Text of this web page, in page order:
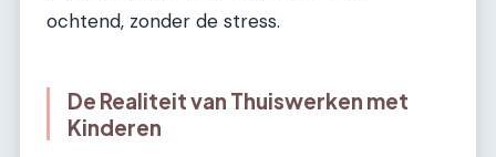
ochtend, zonder de stress.
De Realiteit van Thuiswerken met
Kinderen